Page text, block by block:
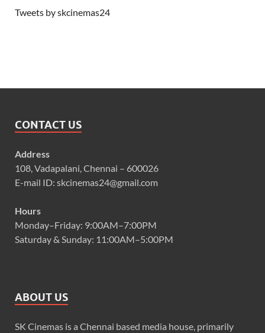
Tweets by skcinemas24
CONTACT US
Address
108, Vadapalani, Chennai – 600026
E-mail ID: skcinemas24@gmail.com
Hours
Monday–Friday: 9:00AM–7:00PM
Saturday & Sunday: 11:00AM–5:00PM
ABOUT US
SK Cinemas is a Chennai based media house, primarily